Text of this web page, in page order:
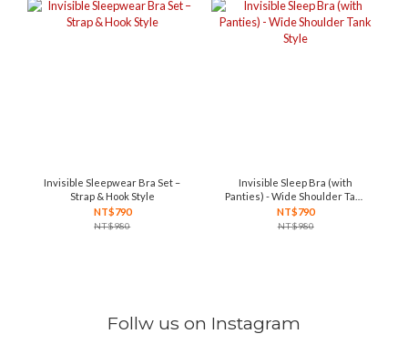
Invisible Sleepwear Bra Set –
Strap & Hook Style
NT$790
NT$980
Invisible Sleep Bra (with
Panties) - Wide Shoulder Tank
Style
NT$790
NT$980
Follw us on Instagram